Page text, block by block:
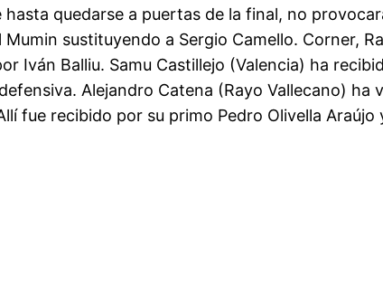
quedarse a puertas de la final, no
sustituyendo a Sergio Camello. Corner,
Iván Balliu. Samu Castillejo (Valencia) ha
Alejandro Catena (Rayo Vallecano) ha
fue recibido por su primo Pedro Olivella